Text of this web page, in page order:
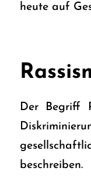
heute auf
Der Begriff